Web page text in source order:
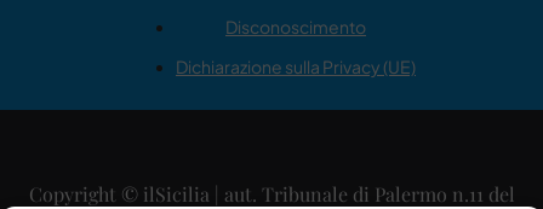
Disconoscimento
Dichiarazione sulla Privacy (UE)
Copyright © ilSicilia | aut. Tribunale di Palermo n.11 del